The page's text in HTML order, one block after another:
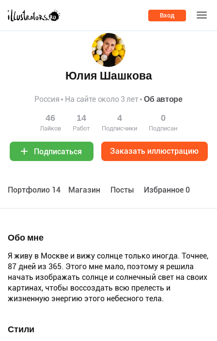
Вход
Юлия Шашкова
Россия На сайте около 3 лет Об авторе
46
Лайков
14
Работ
4
Подписчики
0
Подписан
Подписаться Заказать иллюстрацию
Портфолио 14 Maгазин Посты Избранное 0
Обо мне
Я живу в Москве и вижу солнце только иногда. Точнее,
87 дней из 365. Этого мне мало, поэтому я решила
начать изображать солнце и солнечный свет на своих
картинах, чтобы воссоздать всю прелесть и
жизненную энергию этого небесного тела.
Стили